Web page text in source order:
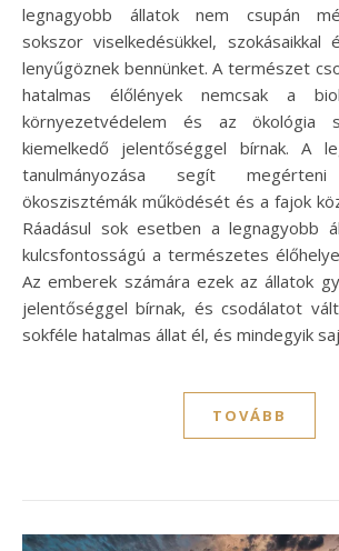
legnagyobb állatok nem csupán
sokszor viselkedésükkel, szokásaikkal
lenyűgöznek bennünket. A természet
hatalmas élőlények nemcsak a
környezetvédelem és az ökológia
kiemelkedő jelentőséggel bírnak. A
tanulmányozása segít
ökoszisztémák működését és a fajok
Ráadásul sok esetben a legnagyobb
kulcsfontosságú a természetes
Az emberek számára ezek az állatok
jelentőséggel bírnak, és csodálatot
sokféle hatalmas állat él, és mindegyik
TOVÁBB